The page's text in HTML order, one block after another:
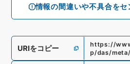
情報の間違いや不具合をセ
URIをコピー
https://
p/das/